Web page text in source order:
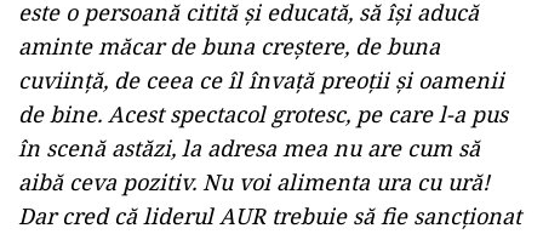
este o persoană citită şi educată, să îşi aducă
aminte măcar de buna creştere, de buna
cuviinţă, de ceea ce îl învaţă preoţii şi oamenii
de bine. Acest spectacol grotesc, pe care l-a pus
în scenă astăzi, la adresa mea nu are cum să
aibă ceva pozitiv. Nu voi alimenta ura cu ură!
Dar cred că liderul AUR trebuie să fie sancţionat